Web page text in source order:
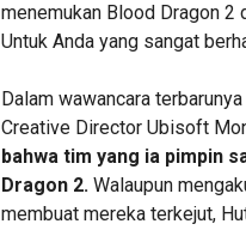
menemukan Blood Dragon 2
Untuk Anda yang sangat
Dalam wawancara
Creative Director Ubisoft
bahwa tim yang ia pimpin
Dragon 2.Walaupun
membuat mereka terkejut,